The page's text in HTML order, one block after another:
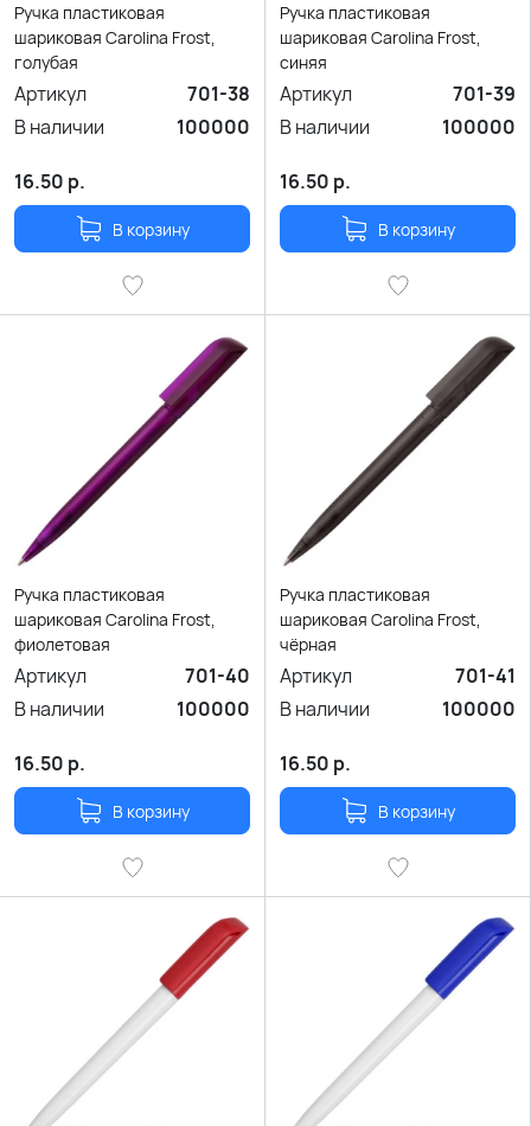
Ручка пластиковая
шариковая Carolina Frost,
голубая
Артикул
701-38
В наличии
100000
16.50 р.
В корзину
Ручка пластиковая
шариковая Carolina Frost,
синяя
Артикул
701-39
В наличии
100000
16.50 р.
В корзину
Ручка пластиковая
шариковая Carolina Frost,
фиолетовая
Артикул
701-40
В наличии
100000
16.50 р.
В корзину
Ручка пластиковая
шариковая Carolina Frost,
чёрная
Артикул
701-41
В наличии
100000
16.50 р.
В корзину